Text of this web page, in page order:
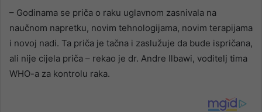
– Godinama se priča o raku uglavnom zasnivala na
naučnom napretku, novim tehnologijama, novim terapijama
i novoj nadi. Ta priča je tačna i zaslužuje da bude ispričana,
ali nije cijela priča – rekao je dr. Andre Ilbawi, voditelj tima
WHO-a za kontrolu raka.